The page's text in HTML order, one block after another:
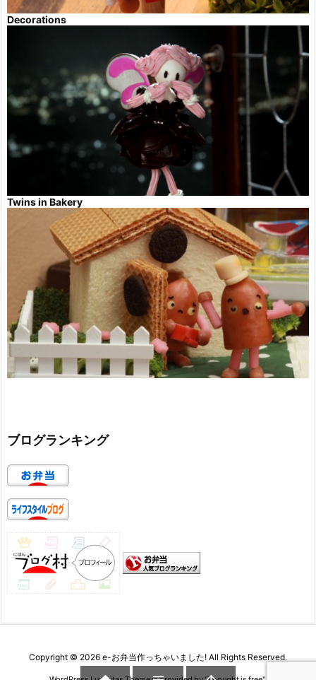
Decorations
Twins in Bakery
ブログランキング
Copyright © 2026 e-お弁当作っちゃいました! All Rights Reserved.